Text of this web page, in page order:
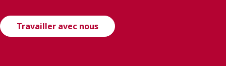
Travailler avec nous